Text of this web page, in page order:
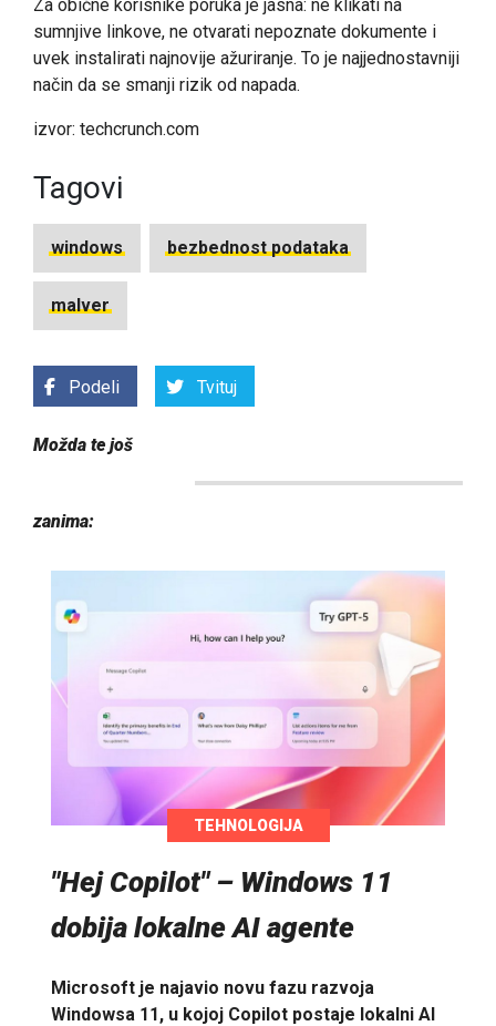
Za obične korisnike poruka je jasna: ne klikati na
sumnjive linkove, ne otvarati nepoznate dokumente i
uvek instalirati najnovije ažuriranje. To je najjednostavniji
način da se smanji rizik od napada.
izvor: techcrunch.com
Tagovi
windows bezbednost podataka
malver
Podeli Tvituj
Možda te još
zanima:
TEHNOLOGIJA
"Hej Copilot" – Windows 11
dobija lokalne AI agente
Microsoft je najavio novu fazu razvoja
Windowsa 11, u kojoj Copilot postaje lokalni AI